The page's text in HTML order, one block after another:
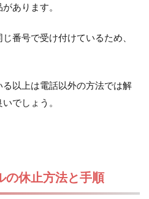
あります。
番号で受け付けているため、
以上は電話以外の方法では解
でしょう。
の休止方法と手順